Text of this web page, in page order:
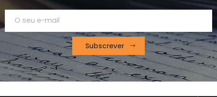
Subscrever